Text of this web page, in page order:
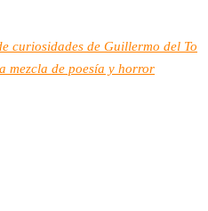
curiosidades de Guillermo del To
mezcla de poesía y horror